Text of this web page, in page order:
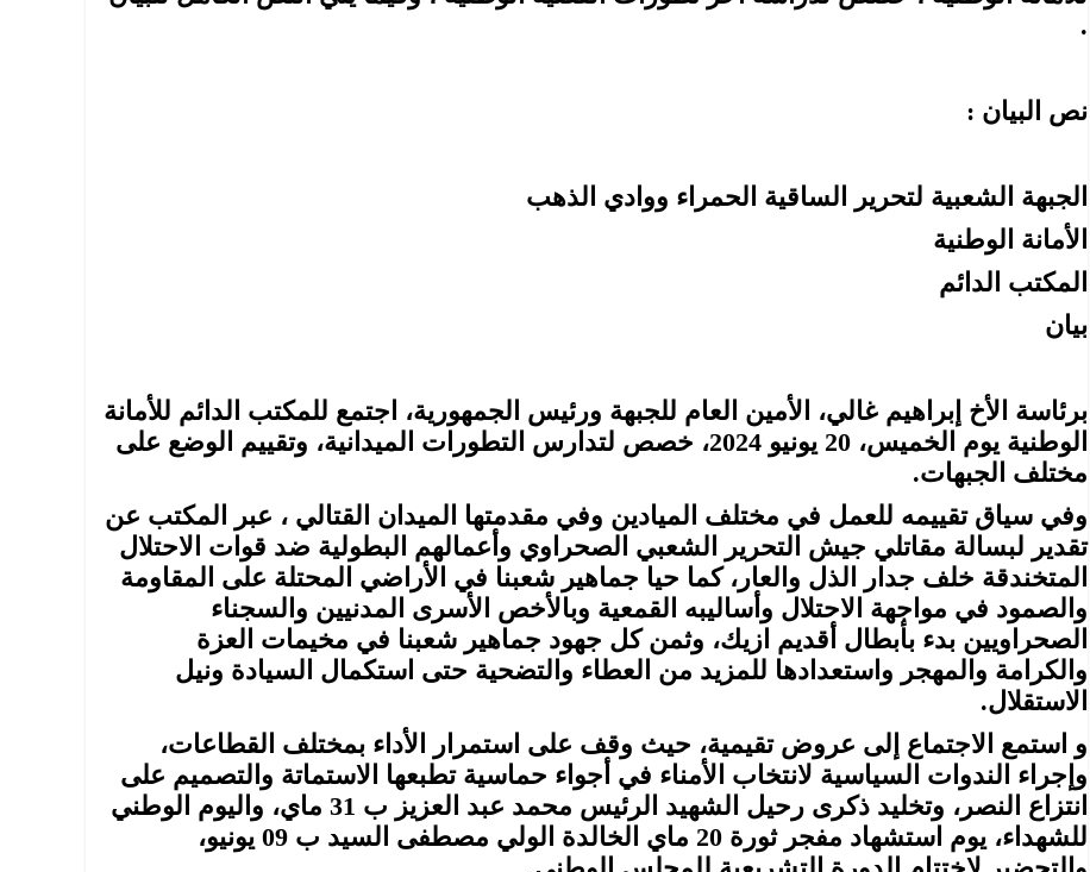
.
نص البيان :
الجبهة الشعبية لتحرير الساقية الحمراء ووادي الذهب
الأمانة الوطنية
المكتب الدائم
بيان
برئاسة الأخ إبراهيم غالي، الأمين العام للجبهة ورئيس الجمهورية، اجتمع للمكتب الدائم للأمانة
الوطنية يوم الخميس، 20 يونيو 2024، خصص لتدارس التطورات الميدانية، وتقييم الوضع على
مختلف الجبهات.
وفي سياق تقييمه للعمل في مختلف الميادين وفي مقدمتها الميدان القتالي ، عبر المكتب عن
تقدير لبسالة مقاتلي جيش التحرير الشعبي الصحراوي وأعمالهم البطولية ضد قوات الاحتلال
المتخندقة خلف جدار الذل والعار، كما حيا جماهير شعبنا في الأراضي المحتلة على المقاومة
والصمود في مواجهة الاحتلال وأساليبه القمعية وبالأخص الأسرى المدنيين والسجناء
الصحراويين بدء بأبطال أقديم ازيك، وثمن كل جهود جماهير شعبنا في مخيمات العزة
والكرامة والمهجر واستعدادها للمزيد من العطاء والتضحية حتى استكمال السيادة ونيل
الاستقلال.
و استمع الاجتماع إلى عروض تقيمية، حيث وقف على استمرار الأداء بمختلف القطاعات،
وإجراء الندوات السياسية لانتخاب الأمناء في أجواء حماسية تطبعها الاستماتة والتصميم على
انتزاع النصر، وتخليد ذكرى رحيل الشهيد الرئيس محمد عبد العزيز ب 31 ماي، واليوم الوطني
للشهداء، يوم استشهاد مفجر ثورة 20 ماي الخالدة الولي مصطفى السيد ب 09 يونيو،